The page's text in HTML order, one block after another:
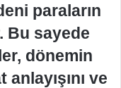
paraların
Bu sayede
dönemin
anlayışını ve